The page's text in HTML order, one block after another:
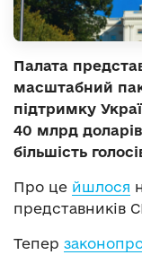
Палата
масштабний
підтримку
40 млрд
більшість
Про це йшлося
представників
Тепер